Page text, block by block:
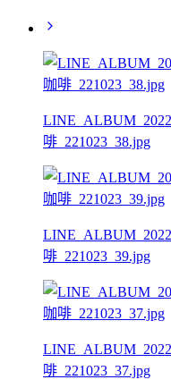
啡_221023_38.jpg
啡_221023_39.jpg
啡_221023_37.jpg